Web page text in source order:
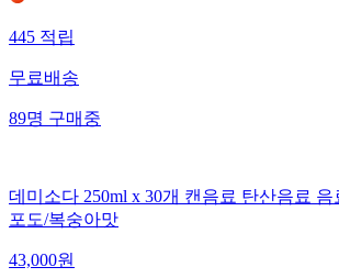
445적립
무료배송
89명구매중
데미소다 250ml x 30개 캔음료 탄산음료
포도/복숭아맛
43,000원